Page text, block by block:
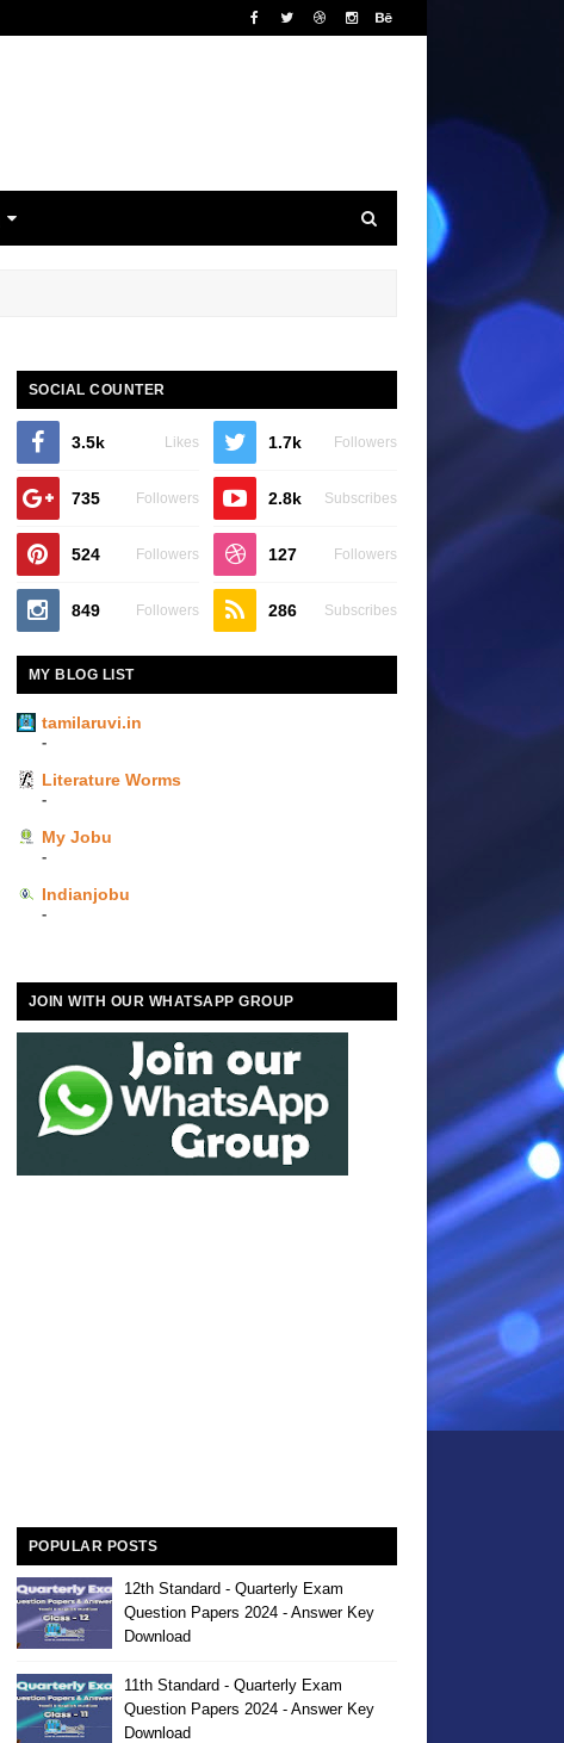
SOCIAL COUNTER
3.5k Likes 1.7k Followers
735 Followers 2.8k Subscribes
524 Followers 127 Followers
849 Followers 286 Subscribes
MY BLOG LIST
tamilaruvi.in
-
Literature Worms
-
My Jobu
-
Indianjobu
-
JOIN WITH OUR WHATSAPP GROUP
POPULAR POSTS
12th Standard - Quarterly Exam
Question Papers 2024 - Answer Key
Download
11th Standard - Quarterly Exam
Question Papers 2024 - Answer Key
Download